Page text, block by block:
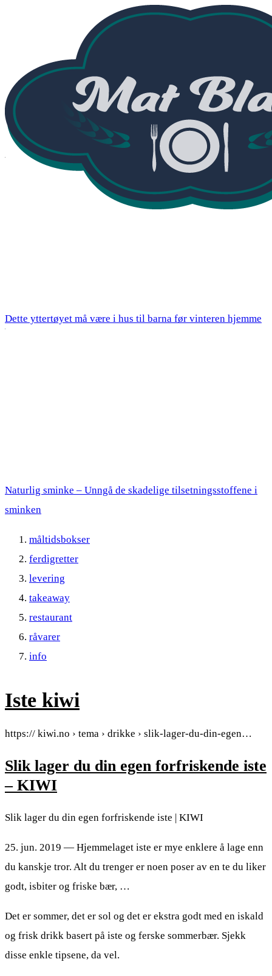
Dette yttertøyet må være i hus til barna før vinteren hjemme
Naturlig sminke – Unngå de skadelige tilsetningsstoffene i
sminken
måltidsbokser
ferdigretter
levering
takeaway
restaurant
råvarer
info
Iste kiwi
https:// kiwi.no › tema › drikke › slik-lager-du-din-egen…
Slik lager du din egen forfriskende iste
– KIWI
Slik lager du din egen forfriskende iste | KIWI
25. jun. 2019 — Hjemmelaget iste er mye enklere å lage enn
du kanskje tror. Alt du trenger er noen poser av en te du liker
godt, isbiter og friske bær, …
Det er sommer, det er sol og det er ekstra godt med en iskald
og frisk drikk basert på iste og ferske sommerbær. Sjekk
disse enkle tipsene, da vel.